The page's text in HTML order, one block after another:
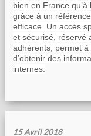
bien en France qu’à
grâce à un
efficace. Un accès
et sécurisé, réservé
adhérents, permet à
d’obtenir des
internes.
15 Avril 2018